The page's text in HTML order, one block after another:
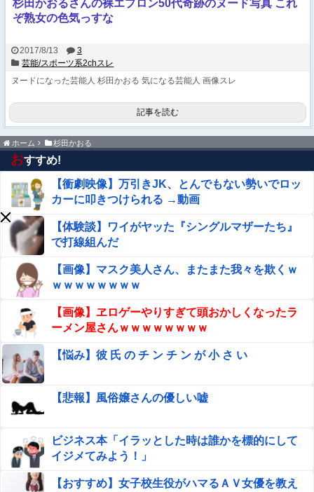
杉田かおるさんの裸エプロン50代奇跡のヌード写真 これ
ぞ熟女の色気っすな
2017/8/13
3
芸能/スポーツ系2chスレ
ヌードになった芸能人 杉田かおる 気になる芸能人 画像スレ
記事を読む
ホーム 杉田かおる
おすすめ!
【衝劇映像】万引きJK、とんでもない勢いでロッ
カーに叩きつけられる →動画
【体験談】ワイがヤッた『シングルマザーたち』
で打線組んだ
【画像】マスク美人さん、またまた我々を欺くｗ
ｗｗｗｗｗｗｗｗ
【画像】ヱロゲーやりすぎて頭おかしくなったラ
ーメン屋さんｗｗｗｗｗｗｗｗ
【悩み】彼 氏 の チ ン チ ン が 小 さ い
【悲報】風俗嬢さんの優しい嘘
ビジネス本「イラッとした時は誰かを標的にして
イジメてみよう！」
【おすすめ】女子校生役がハマるＡＶ女優を教え